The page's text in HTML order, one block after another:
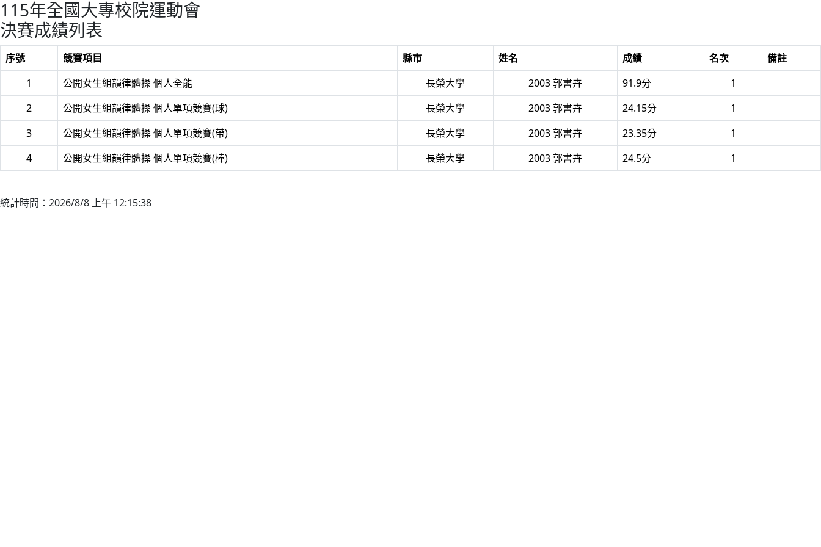
115年全國大專校院運動會
決賽成績列表
序號 競賽項目 縣市 姓名 成績 名次
備註
1
公開女生組韻律體操 個人全能 長榮大學 2003 郭書卉 91.9分
1
2
公開女生組韻律體操 個人單項競賽(球) 長榮大學 2003 郭書卉 24.15分
1
3
公開女生組韻律體操 個人單項競賽(帶) 長榮大學 2003 郭書卉 23.35分
1
4
公開女生組韻律體操 個人單項競賽(棒) 長榮大學 2003 郭書卉 24.5分 1
統計時間：2026/8/8 上午 12:15:38